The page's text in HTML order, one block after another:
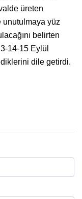
üreten
unutulmaya yüz
belirten
14-15 Eylül
dile getirdi.